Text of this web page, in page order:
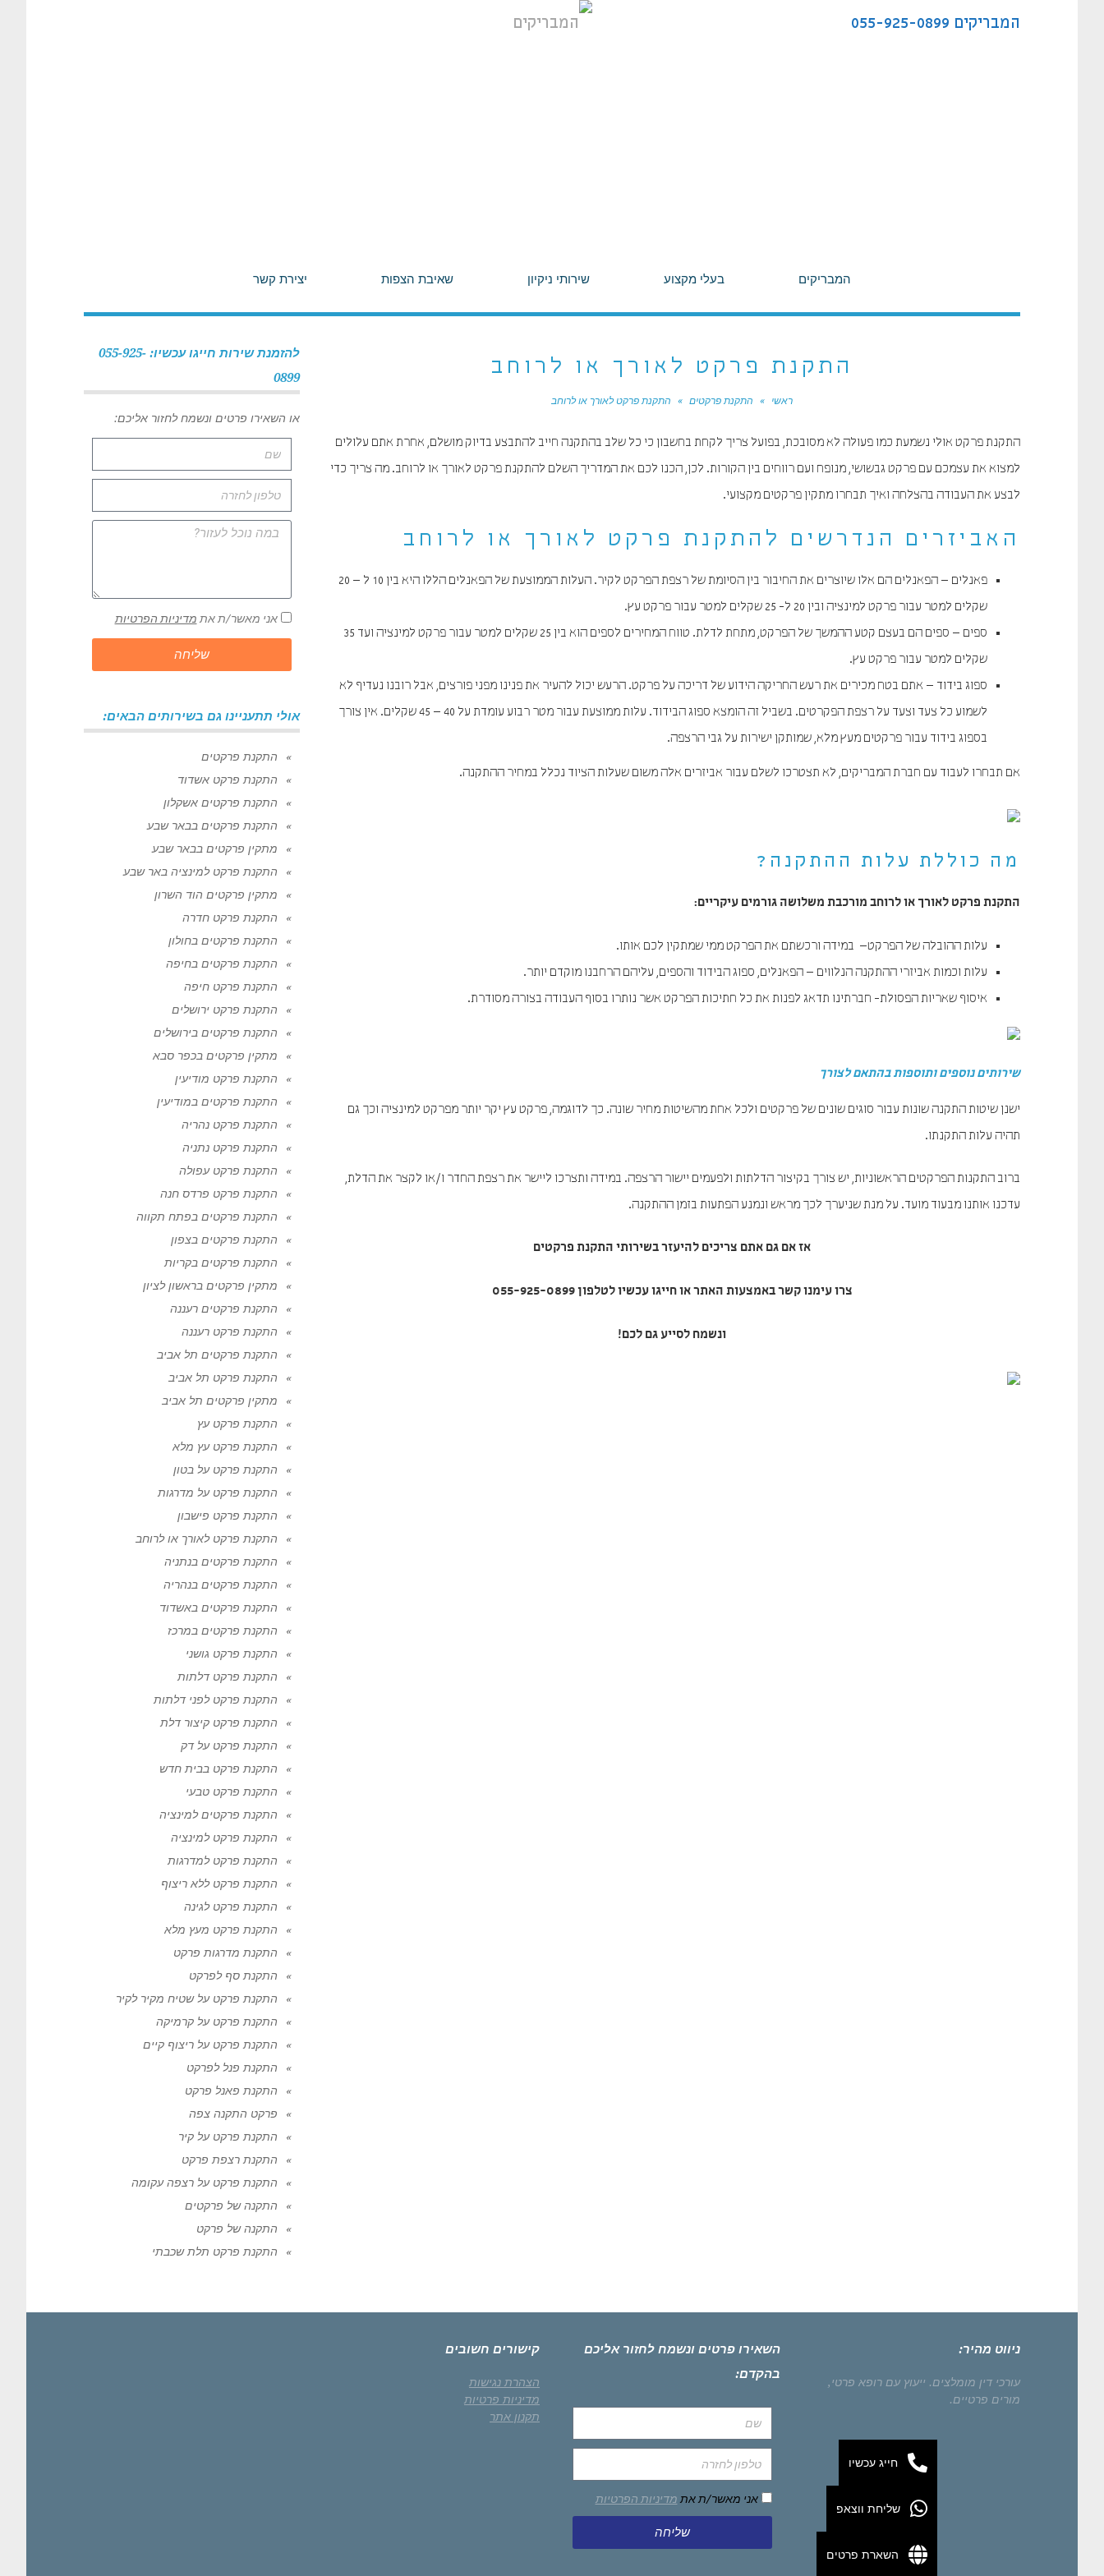
המבריקים 055-925-0899
המבריקים בעלי מקצוע שירותי ניקיון שאיבת הצפות יצירת קשר
התקנת פרקט לאורך או לרוחב
ראשי » התקנת פרקטים » התקנת פרקט לאורך או לרוחב
התקנת פרקט אולי נשמעת כמו פעולה לא מסובכת, בפועל צריך לקחת בחשבון כי כל שלב בהתקנה חייב להתבצע בדיוק מושלם, אחרת אתם עלולים
למצוא את עצמכם עם פרקט גבשושי, מנופח ועם רווחים בין הקורות. לכן, הכנו לכם את המדריך השלם להתקנת פרקט לאורך או לרוחב. מה צריך כדי
לבצע את העבודה בהצלחה ואיך תבחרו מתקין פרקטים מקצועי.
האביזרים הנדרשים להתקנת פרקט לאורך או לרוחב
פאנלים – הפאנלים הם אלו שיוצרים את החיבור בין הסיומת של רצפת הפרקט לקיר. העלות הממוצעת של הפאנלים הללו היא בין 10 ל – 20
שקלים למטר עבור פרקט למינציה ובין 20 ל- 25 שקלים למטר עבור פרקט עץ.
ספים – ספים הם בעצם קטע ההמשך של הפרקט, מתחת לדלת. טווח המחירים לספים הוא בין 25 שקלים למטר עבור פרקט למינציה ועד 35
שקלים למטר עבור פרקט עץ.
ספוג בידוד – אתם בטח מכירים את רעש החריקה הידוע של דריכה על פרקט. הרעש יכול להעיר את פנינו מפני פורצים, אבל רובנו נעדיף לא
לשמוע כל צעד וצעד על רצפת הפקרטים. בשביל זה הומצא ספוג הבידוד. עלות ממוצעת עבור מטר רבוע עומדת על 40 – 45 שקלים. אין צורך
בספוג בידוד עבור פרקטים מעץ מלא, שמותקן ישירות על גבי הרצפה.
אם תבחרו לעבוד עם חברת המבריקים, לא תצטרכו לשלם עבור אביזרים אלה משום שעלות הציוד נכלל במחיר ההתקנה.
מה כוללת עלות ההתקנה?
התקנת פרקט לאורך או לרוחב מורכבת משלושה גורמים עיקריים:
עלות ההובלה של הפרקט– במידה ורכשתם את הפרקט ממי שמתקין לכם אותו.
עלות וכמות אביזרי ההתקנה הנלווים – הפאנלים, ספוג הבידוד והספים, עליהם הרחבנו מוקדם יותר.
איסוף שאריות הפסולת- חברתינו תדאג לפנות את כל חתיכות הפרקט אשר נותרו בסוף העבודה בצורה מסודרת.
שירותים נוספים ותוספות בהתאם לצורך
ישנן שיטות התקנה שונות עבור סוגים שונים של פרקטים ולכל אחת מהשיטות מחיר שונה. כך לדוגמה, פרקט עץ יקר יותר מפרקט למינציה וכך גם
תהיה עלות התקנתו.
ברוב התקנות הפרקטים הראשוניות, יש צורך בקיצור הדלתות ולפעמים יישור הרצפה. במידה ותצרכו ליישר את רצפת החדר ו/או לקצר את הדלת,
עדכנו אותנו מבעוד מועד. על מנת שניערך לכך מראש ונמנע הפתעות בזמן ההתקנה.
אז אם גם אתם צריכים להיעזר בשירותי התקנת פרקטים
צרו עימנו קשר באמצעות האתר או חייגו עכשיו לטלפון 055-925-0899
ונשמח לסייע גם לכם!
להזמנת שירות חייגו עכשיו: 055-925-
0899
או השאירו פרטים ונשמח לחזור אליכם:
אני מאשר/ת את מדיניות הפרטיות
שליחה
אולי תתעניינו גם בשירותים הבאים:
התקנת פרקטים
התקנת פרקט אשדוד
התקנת פרקטים אשקלון
התקנת פרקטים בבאר שבע
מתקין פרקטים בבאר שבע
התקנת פרקט למינציה באר שבע
מתקין פרקטים הוד השרון
התקנת פרקט חדרה
התקנת פרקטים בחולון
התקנת פרקטים בחיפה
התקנת פרקט חיפה
התקנת פרקט ירושלים
התקנת פרקטים בירושלים
מתקין פרקטים בכפר סבא
התקנת פרקט מודיעין
התקנת פרקטים במודיעין
התקנת פרקט נהריה
התקנת פרקט נתניה
התקנת פרקט עפולה
התקנת פרקט פרדס חנה
התקנת פרקטים בפתח תקווה
התקנת פרקטים בצפון
התקנת פרקטים בקריות
מתקין פרקטים בראשון לציון
התקנת פרקטים רעננה
התקנת פרקט רעננה
התקנת פרקטים תל אביב
התקנת פרקט תל אביב
מתקין פרקטים תל אביב
התקנת פרקט עץ
התקנת פרקט עץ מלא
התקנת פרקט על בטון
התקנת פרקט על מדרגות
התקנת פרקט פישבון
התקנת פרקט לאורך או לרוחב
התקנת פרקטים בנתניה
התקנת פרקטים בנהריה
התקנת פרקטים באשדוד
התקנת פרקטים במרכז
התקנת פרקט גושני
התקנת פרקט דלתות
התקנת פרקט לפני דלתות
התקנת פרקט קיצור דלת
התקנת פרקט על דק
התקנת פרקט בבית חדש
התקנת פרקט טבעי
התקנת פרקטים למינציה
התקנת פרקט למינציה
התקנת פרקט למדרגות
התקנת פרקט ללא ריצוף
התקנת פרקט לגינה
התקנת פרקט מעץ מלא
התקנת מדרגות פרקט
התקנת סף לפרקט
התקנת פרקט על שטיח מקיר לקיר
התקנת פרקט על קרמיקה
התקנת פרקט על ריצוף קיים
התקנת פנל לפרקט
התקנת פאנל פרקט
פרקט התקנה צפה
התקנת פרקט על קיר
התקנת רצפת פרקט
התקנת פרקט על רצפה עקומה
התקנה של פרקטים
התקנה של פרקט
התקנת פרקט תלת שכבתי
ניווט מהיר:
עורכי דין מומלצים. ייעוץ עם רופא פרטי,
מורים פרטיים.
השאירו פרטים ונשמח לחזור אליכם
בהקדם:
אני מאשר/ת את מדיניות הפרטיות
שליחה
קישורים חשובים
הצהרת נגישות
מדיניות פרטיות
תקנון אתר
חייג עכשיו
שליחת ווצאפ
השארת פרטים